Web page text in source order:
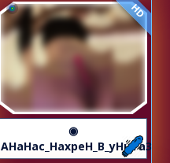
HD
◉
AHaHac_HaxpeH_B_yHuTa3